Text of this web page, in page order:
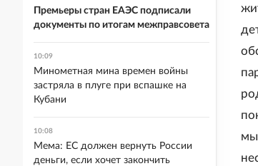
мы
Премьеры стран ЕАЭС подписали
документы по итогам межправсовета
10:09
Минометная мина времен войны
застряла в плуге при вспашке на
Кубани
10:08
Мема: ЕС должен вернуть России
деньги, если хочет закончить